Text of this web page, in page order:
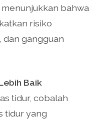
bahwa
risiko
dan gangguan
Baik
tidur, cobalah
tidur yang